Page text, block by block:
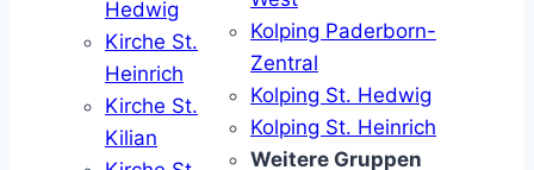
Hedwig
Kirche St.
Heinrich
Kirche St.
Kilian
Kolping Paderborn-
Zentral
Kolping St. Hedwig
Kolping St. Heinrich
Weitere Gruppen